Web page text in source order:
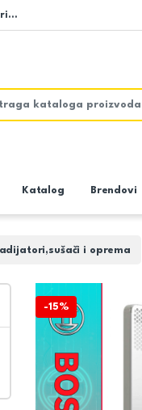
Katalog Brendovi
i oprema
-15%